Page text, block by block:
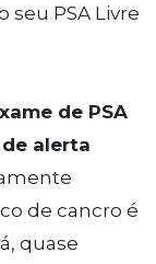
seu PSA Livre
de PSA
alerta
de cancro é
quase